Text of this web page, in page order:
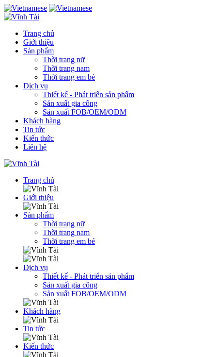
Trang chủ
Giới thiệu
Sản phẩm
Thời trang nữ
Thời trang nam
Thời trang em bé
Dịch vụ
Thiết kế - Phát triển sản phẩm
Sản xuất gia công
Sản xuất FOB/OEM/ODM
Khách hàng
Tin tức
Kiến thức
Liên hệ
Trang chủ
Giới thiệu
Sản phẩm
Thời trang nữ
Thời trang nam
Thời trang em bé
Dịch vụ
Thiết kế - Phát triển sản phẩm
Sản xuất gia công
Sản xuất FOB/OEM/ODM
Khách hàng
Tin tức
Kiến thức